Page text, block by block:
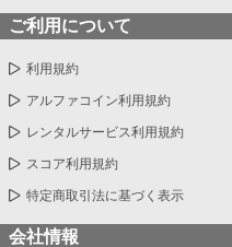
ご利用について
利用規約
アルファコイン利用規約
レンタルサービス利用規約
スコア利用規約
特定商取引法に基づく表示
会社情報